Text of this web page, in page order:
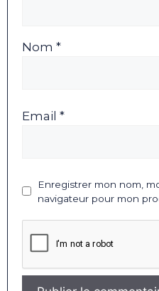
Nom *
Email *
Enregistrer mon nom,
navigateur pour mon